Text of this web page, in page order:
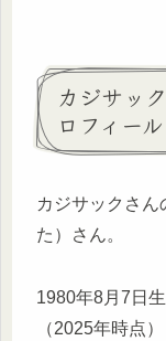
カジサッ
ロフィール
カジサックさん
た）さん。
1980年8月7日
（2025年時点）